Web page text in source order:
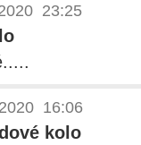
23:25
16:06
kolo